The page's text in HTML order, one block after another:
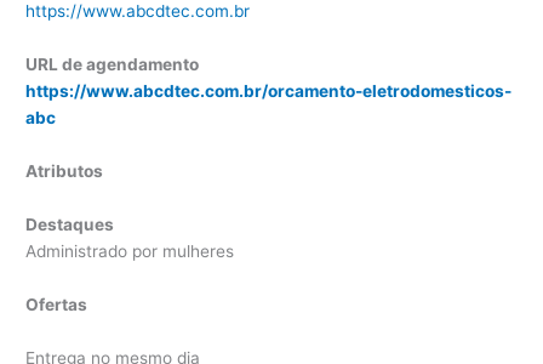
https://www.abcdtec.com.br
URL de agendamento
https://www.abcdtec.com.br/orcamento-eletrodomesticos-
abc
Atributos
Destaques
Administrado por mulheres
Ofertas
Entrega no mesmo dia